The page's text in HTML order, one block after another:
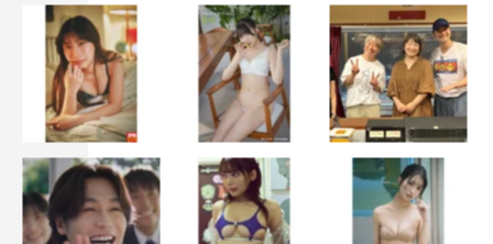
セブンネット：https://7net.omni7.jp/detail/1107708543
HMV&BOOKS online：
https://www.hmv.co.jp/product/detail/16867044
＜限定版＞
セブンネット：https://7net.omni7.jp/detail/1107708544
TSUTAYA：https://tsutaya.tsite.jp/articles/book-comic-5399